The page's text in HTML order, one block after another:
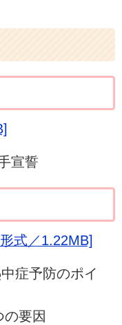
宣誓
式／1.22MB]
症予防のポイ
要因